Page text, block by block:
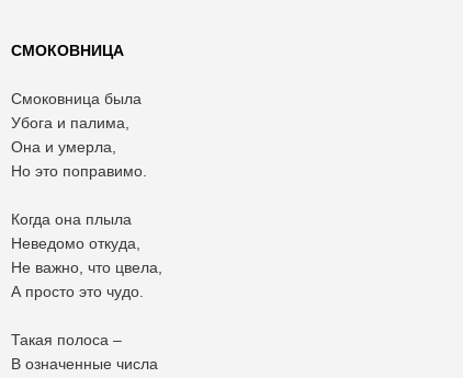
СМОКОВНИЦА
Смоковница была
Убога и палима,
Она и умерла,
Но это поправимо.
Когда она плыла
Неведомо откуда,
Не важно, что цвела,
А просто это чудо.
Такая полоса –
В означенные числа